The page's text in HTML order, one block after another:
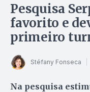
Pesquisa
favorito e
primeiro
Stéfany Fonseca
Na pesquisa